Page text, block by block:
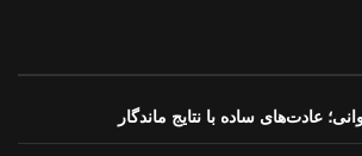
عادت‌های ساده با نتایج ماندگار